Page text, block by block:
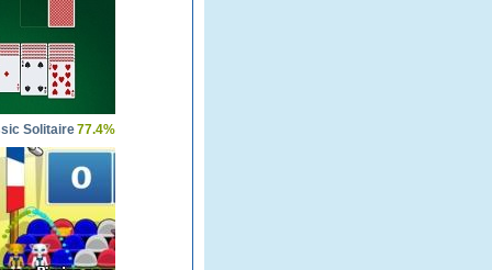
Solitaire77.4%